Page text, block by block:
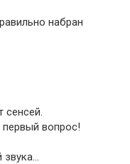
набран
сенсей.
вопрос!
звука…